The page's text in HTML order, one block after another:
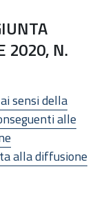
2020, N.
sensi della
alle
alla diffusione